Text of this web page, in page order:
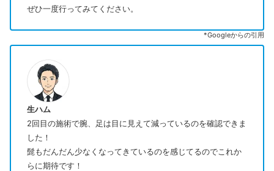
ぜひ一度行ってみてください。
*Googleからの引用
生ハム
2回目の施術で腕、足は目に見えて減っているのを確認できま
した！
髭もだんだん少なくなってきているのを感じてるのでこれか
らに期待です！